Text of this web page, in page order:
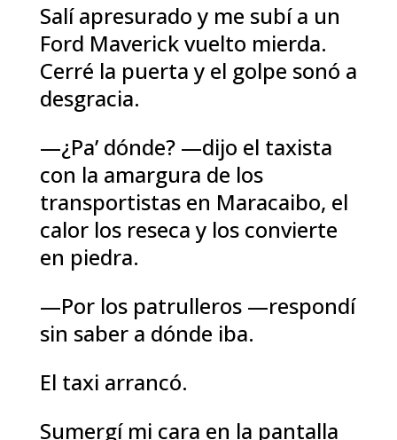
Salí apresurado y me subí a un
Ford Maverick vuelto mierda.
Cerré la puerta y el golpe sonó a
desgracia.
—¿Pa’ dónde? —dijo el taxista
con la amargura de los
transportistas en Maracaibo, el
calor los reseca y los convierte
en piedra.
—Por los patrulleros —respondí
sin saber a dónde iba.
El taxi arrancó.
Sumergí mi cara en la pantalla